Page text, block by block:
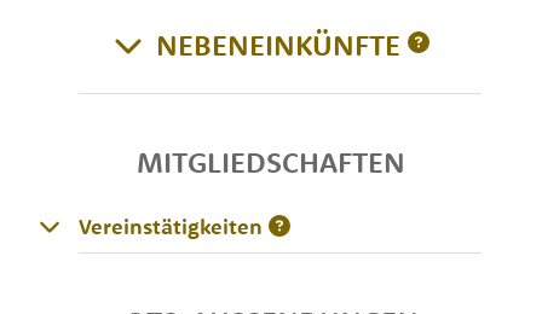
NEBENEINKÜNFTE
MITGLIEDSCHAFTEN
Vereinstätigkeiten